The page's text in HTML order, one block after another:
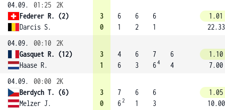
04.09. 01:25
2K
Federer R. (2)
Darcis S.
3
0
6
1
6
2
6
1
1.01
22.33
04.09.
00:10
2K
Gasquet R. (12)
Haase R.
3
1
4
6
6
3
7
64
6
4
1.10
7.00
04.09.
00:00
2K
Berdych T. (6)
Melzer J.
3
0
7
62
6
1
6
3
1.05
10.00